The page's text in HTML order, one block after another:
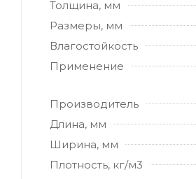
Толщина, мм
Размеры, мм
Влагостойкость
Применение
Производитель
Длина, мм
Ширина, мм
Плотность, кг/м3